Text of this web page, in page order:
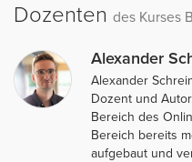
Dozenten des Kurses
Alexander
Alexander
Dozent und
Bereich des
Bereich bereits
aufgebaut und